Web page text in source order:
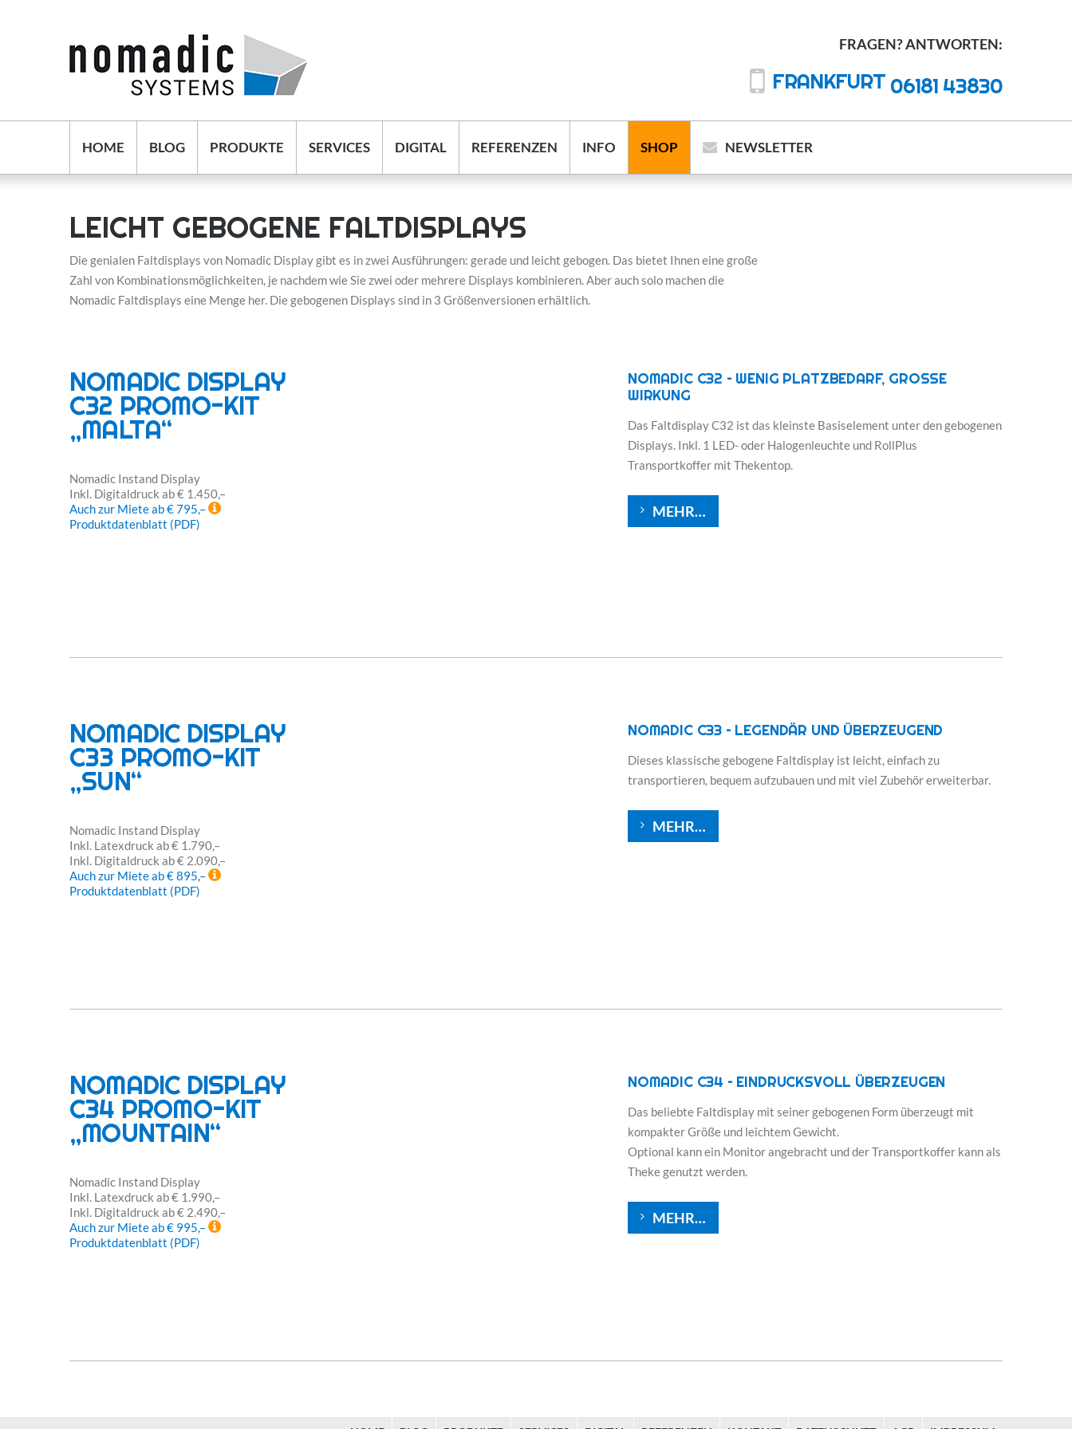
FRAGEN? ANTWORTEN:
FRANKFURT 06181 43830
NEWSLETTER
HOME BLOG PRODUKTE SERVICES DIGITAL REFERENZEN INFO SHOP
LEICHT GEBOGENE FALTDISPLAYS
Die genialen Faltdisplays von Nomadic Displaygibt es in zwei Ausführungen: gerade und leicht gebogen. Das bietet Ihnen eine große
Zahl von Kombinationsmöglichkeiten, je nachdem wie Sie zwei oder mehrere Displays kombinieren. Aber auch solo machen die
Nomadic Faltdisplays eine Menge her. Die gebogenen Displays sind in 3 Größenversionen erhältlich.
NOMADIC DISPLAY
C32 PROMO-KIT
„MALTA“
Nomadic Instand Display
Inkl. Digitaldruck ab € 1.450,–
Auch zur Miete ab € 795,–
Produktdatenblatt (PDF)
NOMADIC C32 – WENIG PLATZBEDARF, GROSSE
WIRKUNG
Das Faltdisplay C32 ist das kleinste Basiselement unter den gebogenen
Displays. Inkl. 1 LED- oder Halogenleuchte und RollPlus
Transportkoffer mit Thekentop.
MEHR…
NOMADIC DISPLAY
C33 PROMO-KIT
„SUN“
Nomadic Instand Display
Inkl. Latexdruck ab € 1.790,–
Inkl. Digitaldruck ab € 2.090,–
Auch zur Miete ab € 895,–
Produktdatenblatt (PDF)
NOMADIC C33 – LEGENDÄR UND ÜBERZEUGEND
Dieses klassische gebogene Faltdisplay ist leicht, einfach zu
transportieren, bequem aufzubauen und mit viel Zubehör erweiterbar.
MEHR…
NOMADIC DISPLAY
C34 PROMO-KIT
„MOUNTAIN“
Nomadic Instand Display
Inkl. Latexdruck ab € 1.990,–
Inkl. Digitaldruck ab € 2.490,–
Auch zur Miete ab € 995,–
Produktdatenblatt (PDF)
NOMADIC C34 – EINDRUCKSVOLL ÜBERZEUGEN
Das beliebte Faltdisplay mit seiner gebogenen Form überzeugt mit
kompakter Größe und leichtem Gewicht.
Optional kann ein Monitor angebracht und der Transportkoffer kann als
Theke genutzt werden.
MEHR…